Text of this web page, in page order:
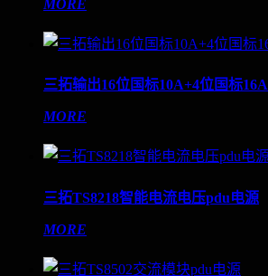
MORE
三拓输出16位国标10A+4位国标16A
MORE
三拓TS8218智能电流电压pdu电源
MORE